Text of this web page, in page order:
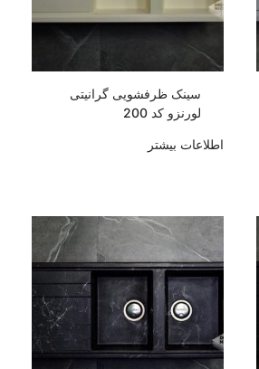
سینک ظرفشویی گرانیتی
لورنزو کد 200
اطلاعات بیشتر